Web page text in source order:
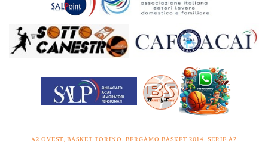
A2 OVEST, BASKET TORINO, BERGAMO BASKET 2014, SERIE A2